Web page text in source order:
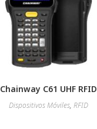
Chainway C61 UHF RFID
Dispositivos Móviles, RFID